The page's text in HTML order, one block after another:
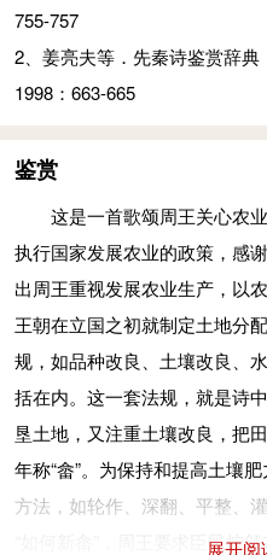
释》：“古以年丰谷熟为成。”
明昭：明明，谓明智而洞察。
迄用：终于。康年：丰年。
庤（zhì）：储备。钱（jiǎn）
鎛（bó）：农具名，除草用，
奄观：尽观，即视察之意。铚
种短小的镰刀；艾，“刈”的借
艾二字在这里转作动词，指收
参考资料：
1、王秀梅译注．诗经（下）
755-757
2、姜亮夫等．先秦诗鉴赏辞
1998：663-665
755-757
2、姜亮夫等．先秦诗鉴赏辞典
1998：663-665
鉴赏
这是一首歌颂周王关心农业
执行国家发展农业的政策，感
出周王重视发展农业生产，以
王朝在立国之初就制定土地分
规，如品种改良、土壤改良、
括在内。这一套法规，就是诗
垦土地，又注重土壤改良，把
年称“畲”。为保持和提高土壤
方法，如轮作、深翻、平整、
“如何新畲”，周王要求臣民按
展开